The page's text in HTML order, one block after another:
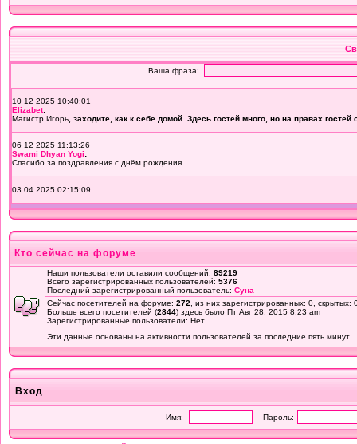
Кто сейчас на форуме
Наши пользователи оставили сообщений: 89219
Всего зарегистрированных пользователей: 5376
Последний зарегистрированный пользователь: Суна
Сейчас посетителей на форуме: 272 , из них зарегистрированных: 0,
Больше всего посетителей (2844) здесь было Пт Авг 28, 2015 8:23 am
Зарегистрированные пользователи: Нет
Эти данные основаны на активности пользователей за последние пять минут
Вход
Имя: Пароль: